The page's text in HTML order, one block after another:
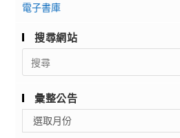
電子書庫
搜尋網站
Search
for:
彙整公告
整
選取月份